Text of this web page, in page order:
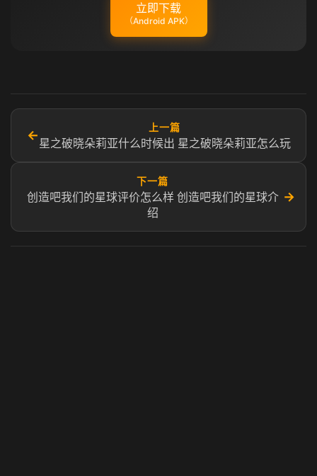
立即下载
（Android APK）
←
上一篇
星之破晓朵莉亚什么时候出 星之破晓朵莉亚怎么玩
下一篇
创造吧我们的星球评价怎么样 创造吧我们的星球介
绍
→